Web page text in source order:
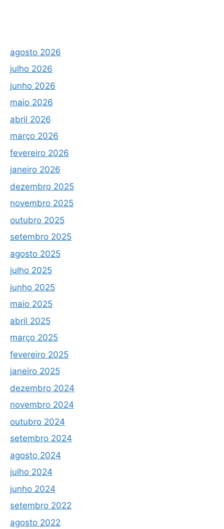
agosto 2026
julho 2026
junho 2026
maio 2026
abril 2026
março 2026
fevereiro 2026
janeiro 2026
dezembro 2025
novembro 2025
outubro 2025
setembro 2025
agosto 2025
julho 2025
junho 2025
maio 2025
abril 2025
março 2025
fevereiro 2025
janeiro 2025
dezembro 2024
novembro 2024
outubro 2024
setembro 2024
agosto 2024
julho 2024
junho 2024
setembro 2022
agosto 2022